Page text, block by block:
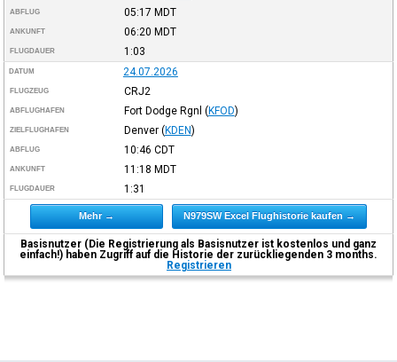
ABFLUG 05:17 MDT
ANKUNFT 06:20 MDT
FLUGDAUER 1:03
DATUM 24.07.2026
FLUGZEUG CRJ2
ABFLUGHAFEN Fort Dodge Rgnl (KFOD)
ZIELFLUGHAFEN Denver (KDEN)
ABFLUG 10:46 CDT
ANKUNFT 11:18 MDT
FLUGDAUER 1:31
Mehr → N979SW Excel Flughistorie kaufen →
Basisnutzer (Die Registrierung als Basisnutzer ist kostenlos und ganz
einfach!) haben Zugriff auf die Historie der zurückliegenden 3 months.
Registrieren